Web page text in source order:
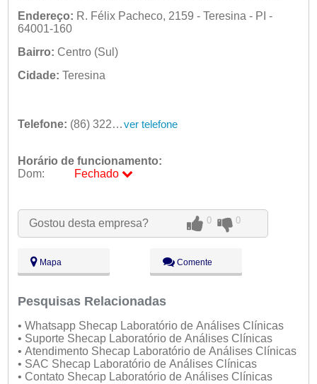
Endereço: R. Félix Pacheco, 2159 - Teresina - PI -
64001-160
Bairro: Centro (Sul)
Cidade: Teresina
Telefone: (86) 3222-5083 ver telefone
Horário de funcionamento:
Dom:
Fechado
Qua:
09:00 - 18:00
Qui:
09:00 - 18:00
Sáb:
Dom:
Gostou desta empresa? 0 0
Mapa Comente
Pesquisas Relacionadas
• Whatsapp Shecap Laboratório de Análises Clínicas
• Suporte Shecap Laboratório de Análises Clínicas
• Atendimento Shecap Laboratório de Análises Clínicas
• SAC Shecap Laboratório de Análises Clínicas
• Contato Shecap Laboratório de Análises Clínicas